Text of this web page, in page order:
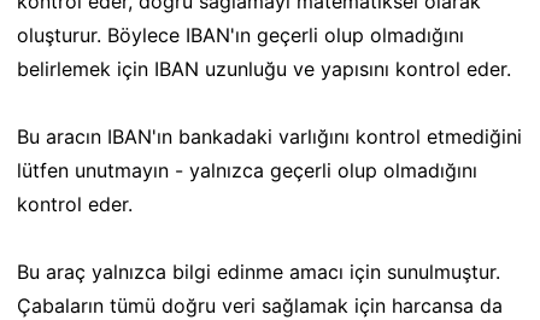
oluşturur. Böylece IBAN'ın geçerli olup olmadığını
belirlemek için IBAN uzunluğu ve yapısını kontrol eder.
Bu aracın IBAN'ın bankadaki varlığını kontrol etmediğini
lütfen unutmayın - yalnızca geçerli olup olmadığını
kontrol eder.
Bu araç yalnızca bilgi edinme amacı için sunulmuştur.
Çabaların tümü doğru veri sağlamak için harcansa da